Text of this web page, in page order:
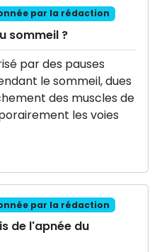
par la rédaction
sommeil ?
par des pauses
le sommeil, dues
des muscles de
les voies
par la rédaction
de l'apnée du